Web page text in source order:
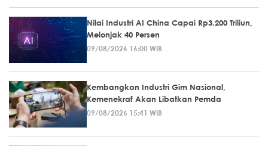
Nilai Industri AI China Capai Rp3.200 Triliun,
Melonjak 40 Persen
09/08/2026 16:00 WIB
Kembangkan Industri Gim Nasional,
Kemenekraf Akan Libatkan Pemda
09/08/2026 15:41 WIB